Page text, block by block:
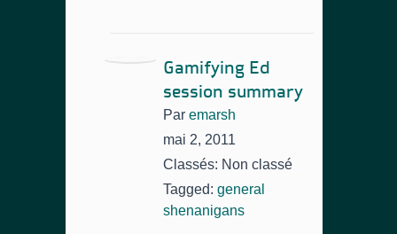
Gamifying Ed
session summary
Par emarsh
mai 2, 2011
Classés: Non classé
Tagged: general
shenanigans